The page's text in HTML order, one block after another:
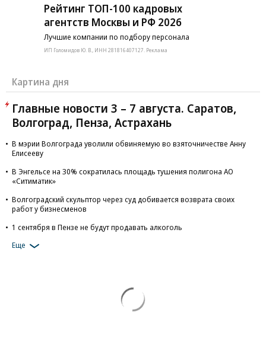
Рейтинг ТОП-100 кадровых
агентств Москвы и РФ 2026
Лучшие компании по подбору персонала
ИП Голомидов Ю. В., ИНН 281816407127. Реклама
Картина дня
Главные новости 3 – 7 августа. Саратов,
Волгоград, Пенза, Астрахань
В мэрии Волгограда уволили обвиняемую во взяточничестве Анну
Елисееву
В Энгельсе на 30% сократилась площадь тушения полигона АО
«Ситиматик»
Волгоградский скульптор через суд добивается возврата своих
работ у бизнесменов
1 сентября в Пензе не будут продавать алкоголь
Еще